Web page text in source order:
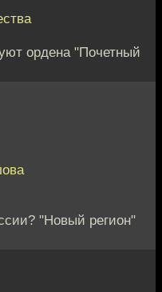
ордена "Почетный
"Новый регион"